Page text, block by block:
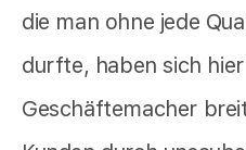
die man ohne jede
durfte, haben sich
Geschäftemacher